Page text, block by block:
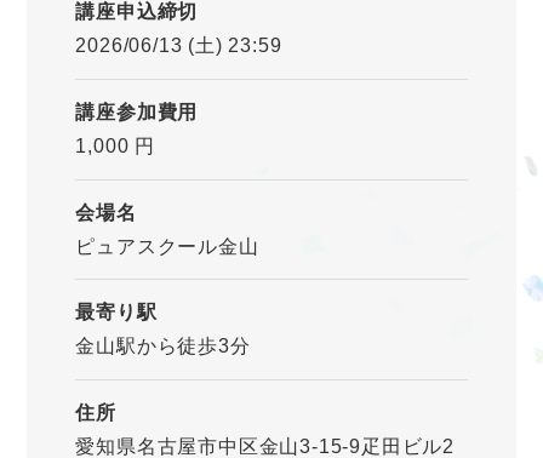
講座申込締切
2026/06/13 (土) 23:59
講座参加費用
1,000 円
会場名
ピュアスクール金山
最寄り駅
金山駅から徒歩3分
住所
愛知県名古屋市中区金山3-15-9疋田ビル2